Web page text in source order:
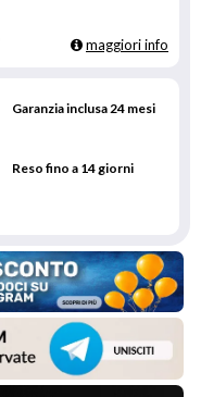
maggiori info
Garanzia inclusa 24 mesi
Reso fino a 14 giorni